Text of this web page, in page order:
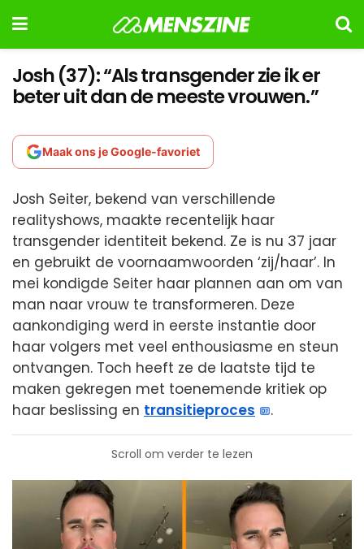
Josh (37): “Als transgender zie ik er
beter uit dan de meeste vrouwen.”
Maak ons je Google-favoriet
Josh Seiter, bekend van verschillende
realityshows, maakte recentelijk haar
transgender identiteit bekend. Ze is nu 37 jaar
en gebruikt de voornaamwoorden ‘zij/haar’. In
mei kondigde Seiter haar plannen aan om van
man naar vrouw te transformeren. Deze
aankondiging werd in eerste instantie door
haar volgers met veel enthousiasme en steun
ontvangen. Toch heeft ze de laatste tijd te
maken gekregen met toenemende kritiek op
haar beslissing en transitieproces .
Scroll om verder te lezen